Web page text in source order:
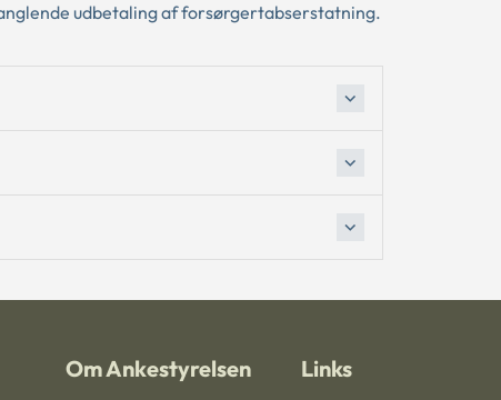
udbetaling af forsørgertabserstatning.
Om Ankestyrelsen Links